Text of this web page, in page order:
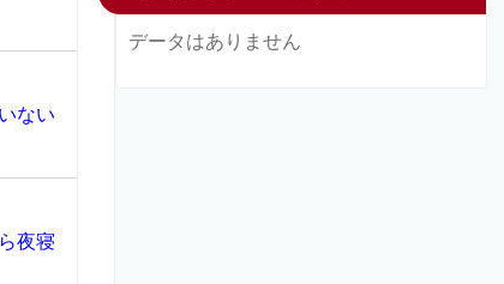
ない
夜寝
データはありません